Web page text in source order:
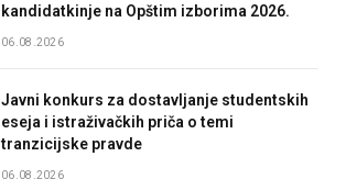
kandidatkinje na Opštim izborima 2026.
06.08.2026
Javni konkurs za dostavljanje studentskih
eseja i istraživačkih priča o temi
tranzicijske pravde
06.08.2026